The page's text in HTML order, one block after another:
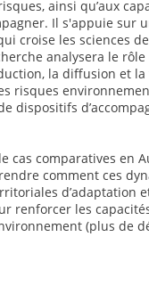
ainsi qu’aux
Il s'appuie sur
croise les sciences
analysera le
la diffusion et
risques
dispositifs
cas comparatives en
comment ces
d’adaptation
renforcer les
(plus de